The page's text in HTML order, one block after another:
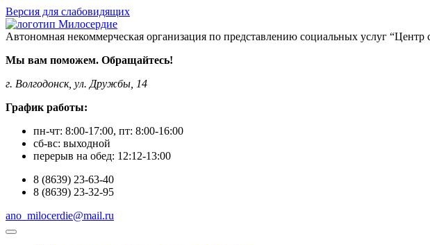
Версия для слабовидящих
Автономная некоммерческая организация по представлению социальных услуг
Мы вам поможем. Обращайтесь!
г. Волгодонск, ул. Дружбы, 14
График работы:
пн-чт: 8:00-17:00, пт: 8:00-16:00
сб-вс: выходной
перерыв на обед: 12:12-13:00
8 (8639) 23-63-40
8 (8639) 23-32-95
ano_milocerdie@mail.ru